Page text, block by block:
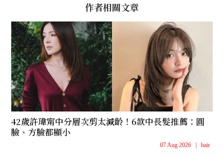
作者相關文章
42歲許瑋甯中分層次剪太減齡！6款中長髮推薦：圓
臉、方臉都顯小
07 Aug 2026 | hair